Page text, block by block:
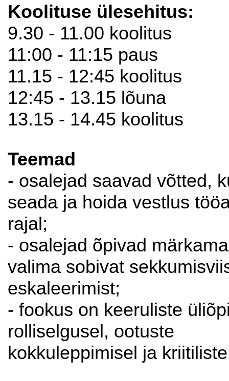
Koolituse ülesehitus:
9.30 - 11.00 koolitus
11:00 - 11:15 paus
11.15 - 12:45 koolitus
12:45 - 13.15 lõuna
13.15 - 14.45 koolitus
Teemad
- osalejad saavad võtted,
seada ja hoida vestlus
rajal;
- osalejad õpivad
valima sobivat
eskaleerimist;
- fookus on keeruliste
rolliselgusel, ootuste
kokkuleppimisel ja